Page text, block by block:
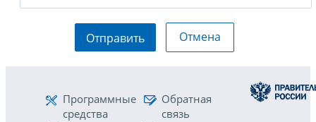
Отправить Отмена
Программные
средства
Обратная
связь